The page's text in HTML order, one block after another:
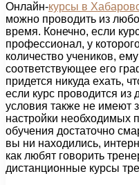
Онлайн-курсы в
можно проводить из
время. Конечно, если
профессионал, у
количество учеников,
соответствующее его
придется никуда ехать,
если курс проводится из
условия также не имеют
настройки необходимых
обучения достаточно
вы ни находились,
как любят говорить
дистанционные курсы